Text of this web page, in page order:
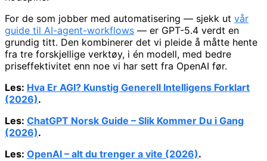
For de som jobber med automatisering — sjekk ut vår
guide til AI-agent-workflows — er GPT-5.4 verdt en
grundig titt. Den kombinerer det vi pleide å måtte hente
fra tre forskjellige verktøy, i én modell, med bedre
priseffektivitet enn noe vi har sett fra OpenAI før.
Les: Hva Er AGI? Kunstig Generell Intelligens Forklart
(2026).
Les: ChatGPT Norsk Guide – Slik Kommer Du i Gang
(2026).
Les: OpenAI – alt du trenger a vite (2026).